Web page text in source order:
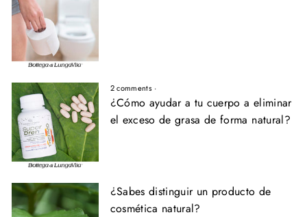
2 comments ·
¿Cómo ayudar a tu cuerpo a eliminar
el exceso de grasa de forma natural?
¿Sabes distinguir un producto de
cosmética natural?